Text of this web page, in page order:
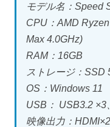
モデル名：‎Speed
CPU：‎AMD
Max 4.0GHz)
RAM：16GB
ストレージ：SSD
OS：Windows 11
USB： USB3.2 ×3
映像出力：